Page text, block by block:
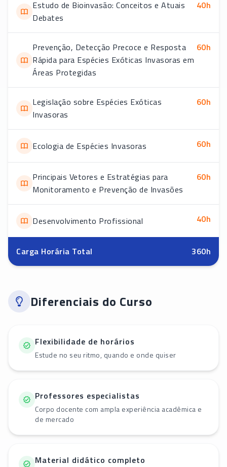
Estudo de Bioinvasão: Conceitos e Atuais
Debates
40h
Prevenção, Detecção Precoce e Resposta
Rápida para Espécies Exóticas Invasoras em
Áreas Protegidas
60h
Legislação sobre Espécies Exóticas
Invasoras
60h
Ecologia de Espécies Invasoras 60h
Principais Vetores e Estratégias para
Monitoramento e Prevenção de Invasões
60h
Desenvolvimento Profissional 40h
Carga Horária Total 360h
Diferenciais do Curso
Flexibilidade de horários
Estude no seu ritmo, quando e onde quiser
Professores especialistas
Corpo docente com ampla experiência acadêmica e
de mercado
Material didático completo